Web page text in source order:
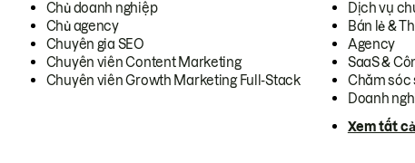
Chủ doanh nghiệp
Chủ agency
Chuyên gia SEO
Chuyên viên Content Marketing
Chuyên viên Growth Marketing Full-Stack
Dịch vụ
Bán lẻ &
Agency
SaaS &
Chăm sóc
Doanh
Xem tất